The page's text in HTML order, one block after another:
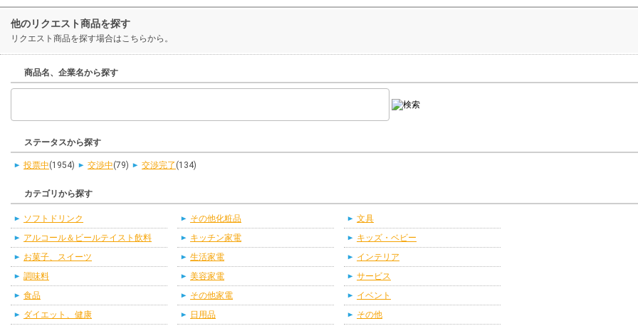
他のリクエスト商品を探す
リクエスト商品を探す場合はこちらから。
商品名、企業名から探す
ステータスから探す
投票中(1954) 交渉中(79) 交渉完了 (134)
カテゴリから探す
ソフトドリンク
アルコール＆ビールテイスト飲料
お菓子、スイーツ
調味料
食品
ダイエット、健康
その他化粧品
キッチン家電
生活家電
美容家電
その他家電
日用品
文具
キッズ・ベビー
インテリア
サービス
イベント
その他